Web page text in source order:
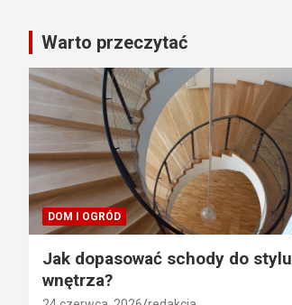
Warto przeczytać
DOM I OGRÓD
Jak dopasować schody do stylu
wnętrza?